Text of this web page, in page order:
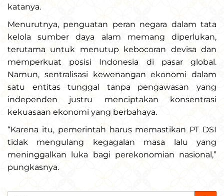
katanya.
Menurutnya, penguatan peran negara dalam tata
kelola sumber daya alam memang diperlukan,
terutama untuk menutup kebocoran devisa dan
memperkuat posisi Indonesia di pasar global.
Namun, sentralisasi kewenangan ekonomi dalam
satu entitas tunggal tanpa pengawasan yang
independen justru menciptakan konsentrasi
kekuasaan ekonomi yang berbahaya.
“Karena itu, pemerintah harus memastikan PT DSI
tidak mengulang kegagalan masa lalu yang
meninggalkan luka bagi perekonomian nasional,”
pungkasnya.